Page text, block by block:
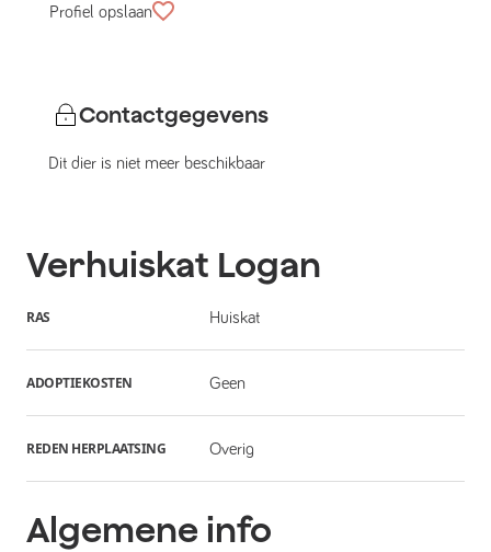
Profiel opslaan
Contactgegevens
Dit dier is niet meer beschikbaar
Verhuiskat Logan
RAS Huiskat
ADOPTIEKOSTEN Geen
REDEN HERPLAATSING Overig
Algemene info